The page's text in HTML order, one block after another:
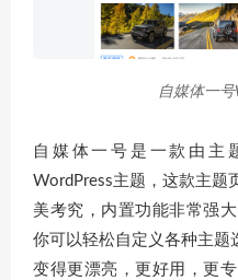
自媒体一号
自媒体一号是一款由主
WordPress主题，这款主题
美考究，内置功能非常强
你可以轻松自定义各种主题
变得更漂亮，更好用，更